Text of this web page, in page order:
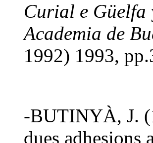
Curial e Güelfa
Academia de
1992) 1993,
-BUTINYÀ, J.
dues adhesions